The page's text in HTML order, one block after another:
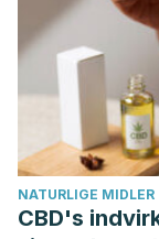
Stollery, N.
Paus, R.,
(2013).
The Lancet
2045
Mounsey, A.
treating hair
Harrison, S., &
NATURLIGE MIDLER
CBD's